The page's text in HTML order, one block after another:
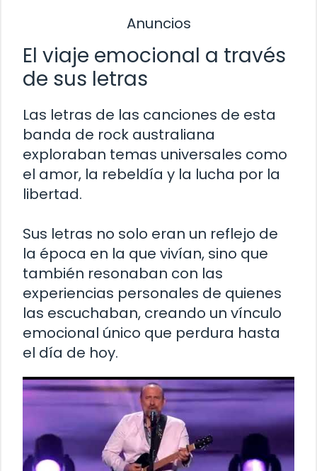
Anuncios
El viaje emocional a través
de sus letras
Las letras de las canciones de esta
banda de rock australiana
exploraban temas universales como
el amor, la rebeldía y la lucha por la
libertad.
Sus letras no solo eran un reflejo de
la época en la que vivían, sino que
también resonaban con las
experiencias personales de quienes
las escuchaban, creando un vínculo
emocional único que perdura hasta
el día de hoy.